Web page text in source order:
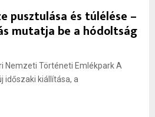
pusztulása és túlélése –
mutatja be a hódoltság
Nemzeti Történeti Emlékpark A
időszaki kiállítása, a